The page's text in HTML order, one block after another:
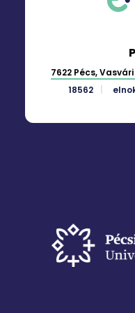
7622 Pécs,
18562